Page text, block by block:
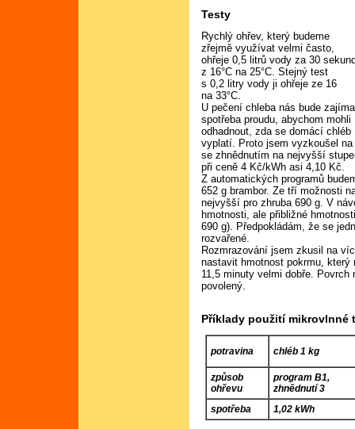
Testy
Rychlý ohřev, který budeme
zřejmě využívat velmi často,
ohřeje 0,5 litrů vody za 30
z 16°C na 25°C. Stejný test
s 0,2 litry vody ji ohřeje ze 16
na 33°C.
U pečení chleba nás bude
spotřeba proudu, abychom mohli
odhadnout, zda se domácí chléb
vyplatí. Proto jsem vyzkoušel
se zhnědnutím na nejvyšší
při ceně 4 Kč/kWh asi 4,10 Kč.
Z automatických programů
652 g brambor. Ze tří možnosti
nejvyšší pro zhruba 690 g. V
hmotnosti, ale přibližné
690 g). Předpokládám, že se
rozvařené.
Rozmrazování jsem zkusil na
nastavit hmotnost pokrmu,
11,5 minuty velmi dobře.
povolený.
Příklady použití mikrovlnné
potravina chléb 1 kg
způsob
ohřevu
program B1,
zhnědnutí 3
spotřeba
1,02 kWh